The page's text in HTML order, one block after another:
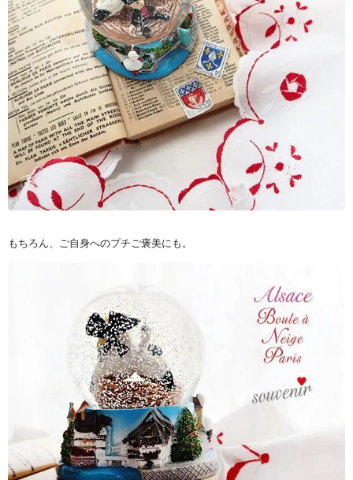
もちろん、ご自身へのプチご褒美にも。